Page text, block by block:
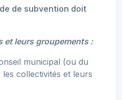
de subvention doit
et leurs groupements :
municipal (ou du
collectivités et leurs